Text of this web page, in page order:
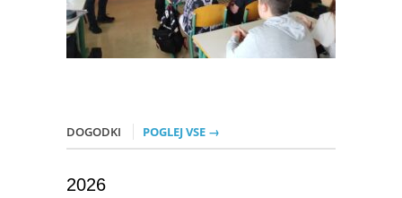
DOGODKI POGLEJ VSE →
2026